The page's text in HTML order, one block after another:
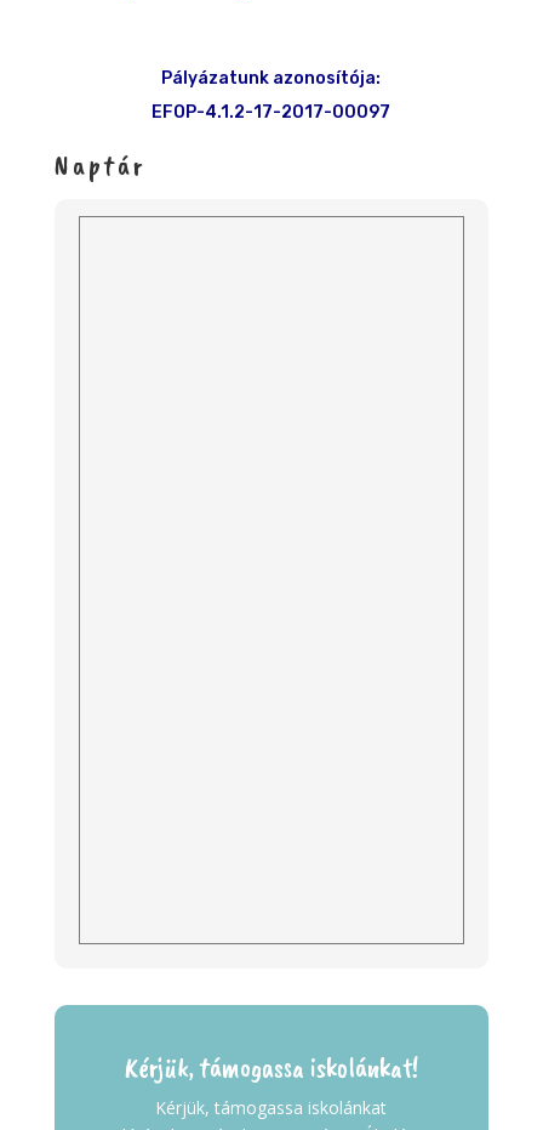
Pályázatunk azonosítója:
EFOP-4.1.2-17-2017-00097
Naptár
Kérjük, támogassa iskolánkat!
Kérjük, támogassa iskolánkat